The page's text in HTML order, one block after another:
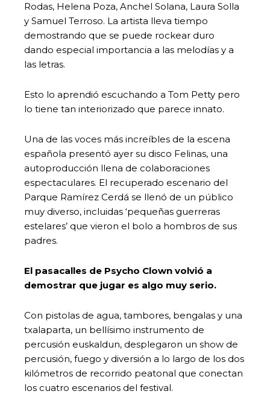
Rodas, Helena Poza, Anchel Solana, Laura Solla
y Samuel Terroso. La artista lleva tiempo
demostrando que se puede rockear duro
dando especial importancia a las melodías y a
las letras.
Esto lo aprendió escuchando a Tom Petty pero
lo tiene tan interiorizado que parece innato.
Una de las voces más increíbles de la escena
española presentó ayer su disco Felinas, una
autoproducción llena de colaboraciones
espectaculares. El recuperado escenario del
Parque Ramírez Cerdá se llenó de un público
muy diverso, incluidas ‘pequeñas guerreras
estelares’ que vieron el bolo a hombros de sus
padres.
El pasacalles de Psycho Clown volvió a
demostrar que jugar es algo muy serio.
Con pistolas de agua, tambores, bengalas y una
txalaparta, un bellísimo instrumento de
percusión euskaldun, desplegaron un show de
percusión, fuego y diversión a lo largo de los dos
kilómetros de recorrido peatonal que conectan
los cuatro escenarios del festival.